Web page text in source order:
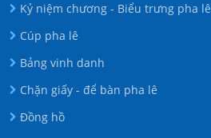
Kỷ niệm chương - Biểu trưng pha lê
Cúp pha lê
Bảng vinh danh
Chặn giấy - để bàn pha lê
Đồng hồ